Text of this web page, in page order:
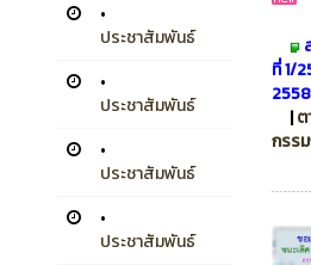
•
ประชาสัมพันธ์
•
ประชาสัมพันธ์
•
ประชาสัมพันธ์
•
ประชาสัมพันธ์
ที่ 1/
2558
|
กรร